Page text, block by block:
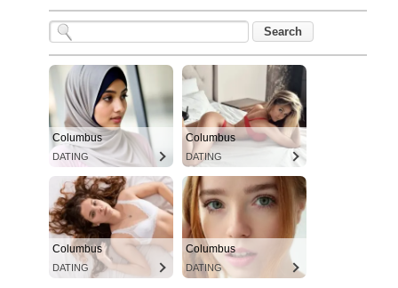
Columbus
DATING
Columbus
DATING
Columbus
DATING
Columbus
DATING